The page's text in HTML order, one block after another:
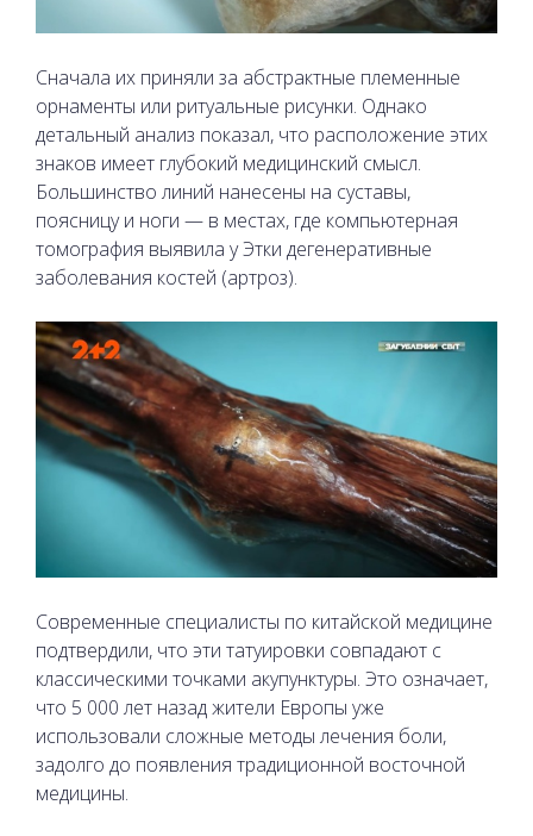
Сначала их приняли за абстрактные племенные
орнаменты или ритуальные рисунки. Однако
детальный анализ показал, что расположение этих
знаков имеет глубокий медицинский смысл.
Большинство линий нанесены на суставы,
поясницу и ноги — в местах, где компьютерная
томография выявила у Этки дегенеративные
заболевания костей (артроз).
Современные специалисты по китайской медицине
подтвердили, что эти татуировки совпадают с
классическими точками акупунктуры. Это означает,
что 5 000 лет назад жители Европы уже
использовали сложные методы лечения боли,
задолго до появления традиционной восточной
медицины.